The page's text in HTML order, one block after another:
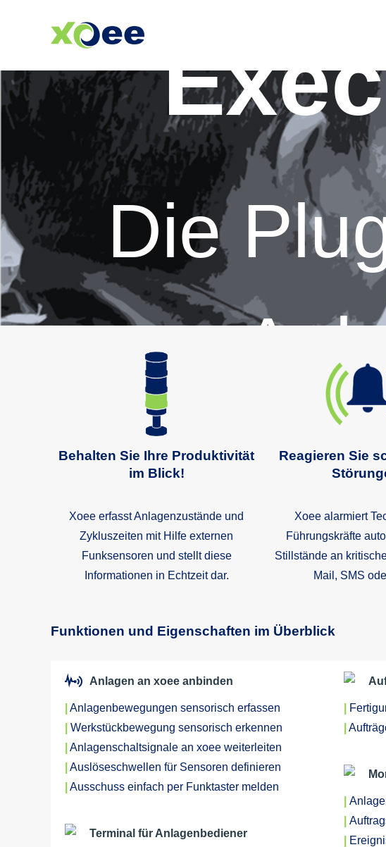
Die
Behalten Sie Ihre Produktivität
im Blick!
Xoee erfasst Anlagenzustände und
Zykluszeiten mit Hilfe externen
Funksensoren und stellt diese
Informationen in Echtzeit dar.
Reagieren Sie
Xoee alarmiert
Führungskräfte
Stillstände an
Mail, SMS
Funktionen und Eigenschaften im Überblick
Anlagen an xoee anbinden
Anlagenbewegungen sensorisch erfassen
Werkstückbewegung sensorisch erkennen
Anlagenschaltsignale an xoee weiterleiten
Auslöseschwellen für Sensoren definieren
Ausschuss einfach per Funktaster melden
Terminal für Anlagenbediener